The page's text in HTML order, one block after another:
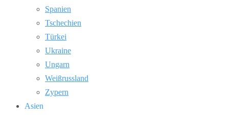
Spanien
Tschechien
Türkei
Ukraine
Ungarn
Weißrussland
Zypern
Asien